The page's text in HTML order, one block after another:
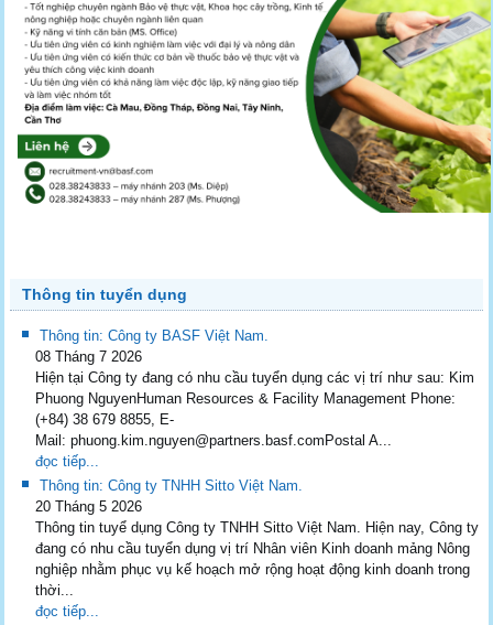
Thông tin tuyển dụng
Thông tin: Công ty BASF Việt Nam.
08 Tháng 7 2026
Hiện tại Công ty đang có nhu cầu tuyển dụng các vị trí như sau: Kim
Phuong NguyenHuman Resources & Facility Management Phone:
(+84) 38 679 8855, E-
Mail: phuong.kim.nguyen@partners.basf.comPostal A...
đọc tiếp...
Thông tin: Công ty TNHH Sitto Việt Nam.
20 Tháng 5 2026
Thông tin tuyể dụng Công ty TNHH Sitto Việt Nam. Hiện nay, Công ty
đang có nhu cầu tuyển dụng vị trí Nhân viên Kinh doanh mảng Nông
nghiệp nhằm phục vụ kế hoạch mở rộng hoạt động kinh doanh trong
thời...
đọc tiếp...